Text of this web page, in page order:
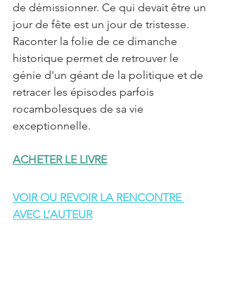
de démissionner. Ce qui devait être un
jour de fête est un jour de tristesse.
Raconter la folie de ce dimanche
historique permet de retrouver le
génie d'un géant de la politique et de
retracer les épisodes parfois
rocambolesques de sa vie
exceptionnelle.
ACHETER LE LIVRE
VOIR OU REVOIR LA RENCONTRE
AVEC L’AUTEUR